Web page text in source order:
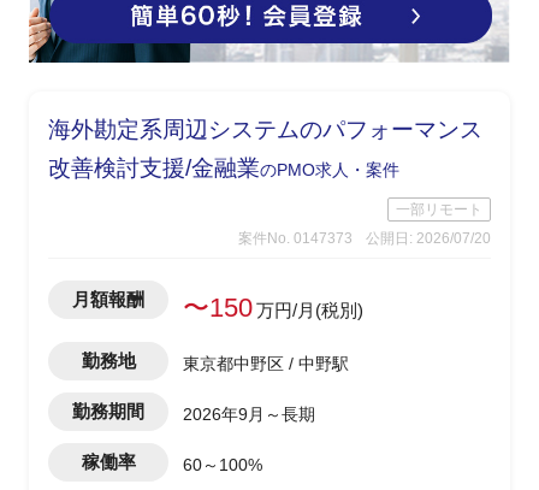
海外勘定系周辺システムのパフォーマンス
改善検討支援/金融業のPMO求人・案件
一部リモート
案件No. 0147373
公開日: 2026/07/20
月額報酬 〜150万円/月(税別)
勤務地 東京都中野区 / 中野駅
勤務期間 2026年9月～長期
稼働率 60～100%